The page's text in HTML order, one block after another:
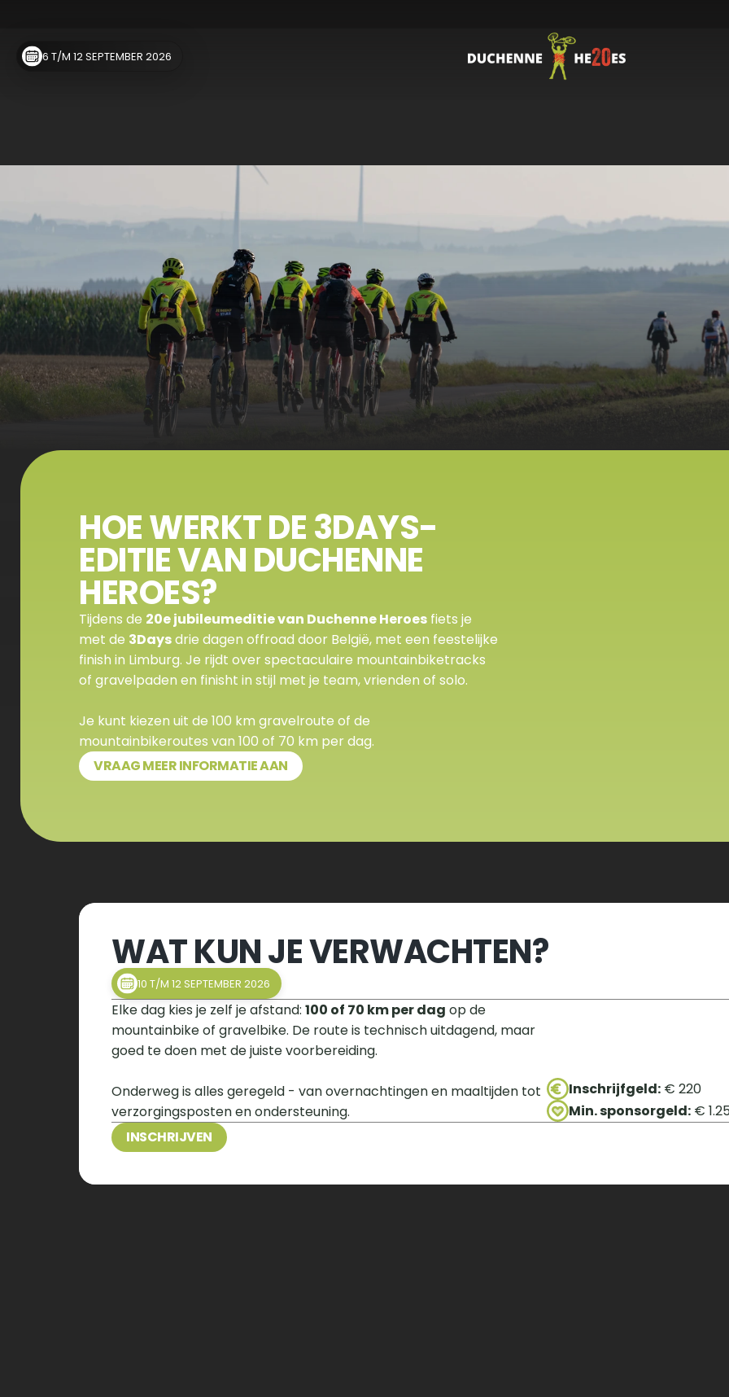
6 T/M 12 SEPTEMBER 2026
HOE WERKT DE 3DAYS-
EDITIE VAN DUCHENNE
HEROES?
Tijdens de 20e jubileumeditie van Duchenne Heroes fiets je
met de 3Days drie dagen offroad door België, met een feestelijke
finish in Limburg. Je rijdt over spectaculaire mountainbiketracks
of gravelpaden en finisht in stijl met je team, vrienden of solo.
Je kunt kiezen uit de 100 km gravelroute of de
mountainbikeroutes van 100 of 70 km per dag.
VRAAG MEER INFORMATIE AAN
WAT KUN JE VERWACHTEN?
10 T/M 12 SEPTEMBER 2026
Elke dag kies je zelf je afstand: 100 of 70 km per dag op de
mountainbike of gravelbike. De route is technisch uitdagend, maar
goed te doen met de juiste voorbereiding.
Onderweg is alles geregeld - van overnachtingen en maaltijden tot
verzorgingsposten en ondersteuning.
Inschrijfgeld: € 220
Min. sponsorgeld: €
INSCHRIJVEN